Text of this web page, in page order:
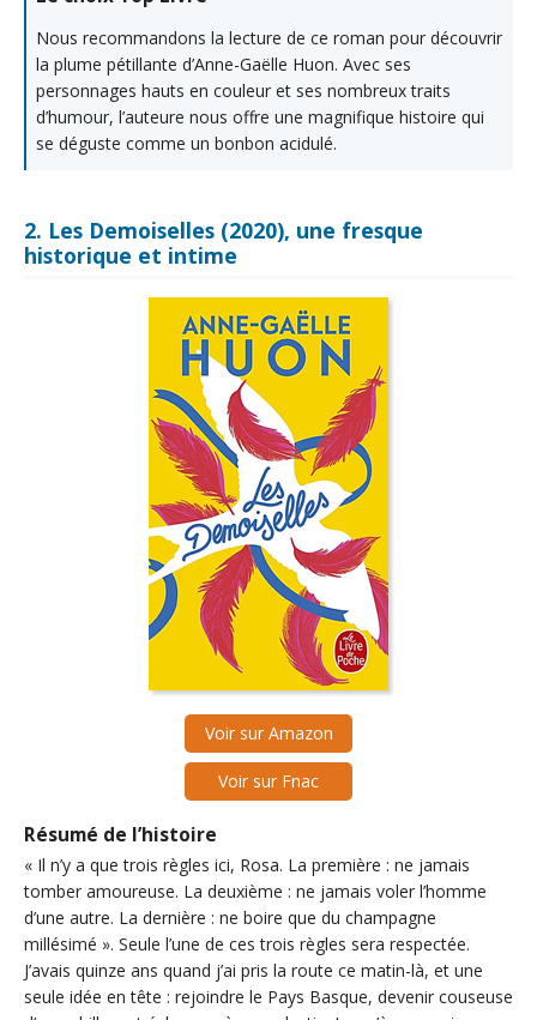
Nous recommandons la lecture de ce roman pour découvrir
la plume pétillante d’Anne-Gaëlle Huon. Avec ses
personnages hauts en couleur et ses nombreux traits
d’humour, l’auteure nous offre une magnifique histoire qui
se déguste comme un bonbon acidulé.
2. Les Demoiselles (2020), une fresque
historique et intime
Voir sur Amazon
Voir sur Fnac
Résumé de l’histoire
« Il n’y a que trois règles ici, Rosa. La première : ne jamais
tomber amoureuse. La deuxième : ne jamais voler l’homme
d’une autre. La dernière : ne boire que du champagne
millésimé ». Seule l’une de ces trois règles sera respectée.
J’avais quinze ans quand j’ai pris la route ce matin-là, et une
seule idée en tête : rejoindre le Pays Basque, devenir couseuse